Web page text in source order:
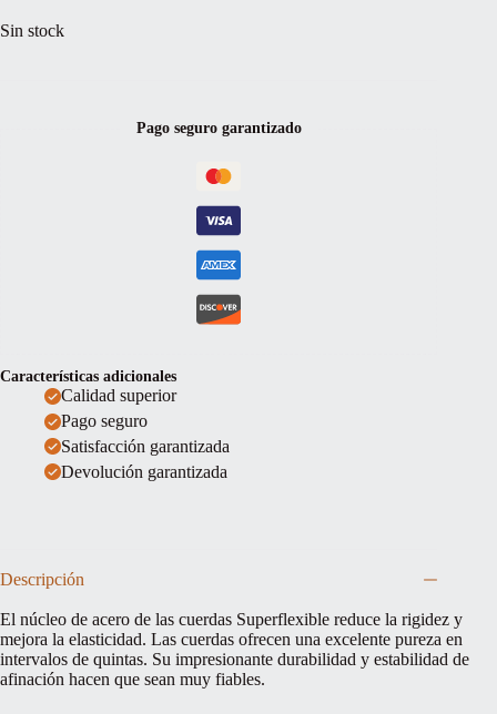
Sin stock
Pago seguro garantizado
Características adicionales
Calidad superior
Pago seguro
Satisfacción garantizada
Devolución garantizada
Descripción
El núcleo de acero de las cuerdas Superflexible reduce la rigidez y
mejora la elasticidad. Las cuerdas ofrecen una excelente pureza en
intervalos de quintas. Su impresionante durabilidad y estabilidad de
afinación hacen que sean muy fiables.